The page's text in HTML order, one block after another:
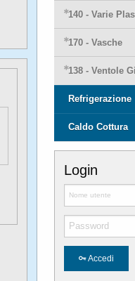
140 - Varie
170 - Vasche
138 - Ventole
Refrigerazione
Caldo Cottura
Login
Accedi